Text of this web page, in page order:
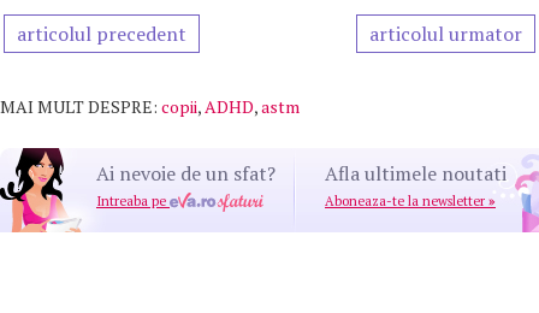
articolul precedent articolul urmator
MAI MULT DESPRE: copii,ADHD,astm
Ai nevoie de un sfat?
Intreaba pe
Afla ultimele noutati
Aboneaza-te la newsletter »